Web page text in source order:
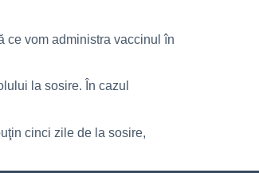
ce vom administra vaccinul în
la sosire. În cazul
cinci zile de la sosire,